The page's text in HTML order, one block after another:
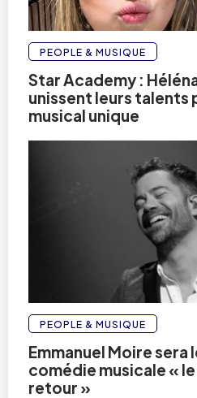
PEOPLE & MUSIQUE
Star Academy :
unissent leurs talents
musical unique
PEOPLE & MUSIQUE
Emmanuel Moire sera
comédie musicale «
retour »